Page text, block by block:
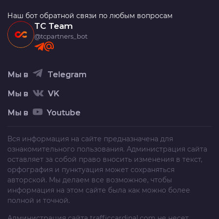
Наш бот обратной связи по любым вопросам
TC Team
@tcpartners_bot
Мы в Telegram
Мы в VK
Мы в Youtube
Вся информация на сайте предназначена для
ознакомительного пользования. Администрация сайта
оставляет за собой право вносить изменения в текст,
орфография и пунктуация может сохраняться
авторской. Мы делаем все возможное, чтобы
информация на этом сайте была как можно более
полной и точной.